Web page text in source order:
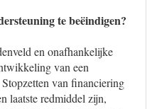
te beëindigen?
en onafhankelijke
van een
van financiering
laatste redmiddel zijn,